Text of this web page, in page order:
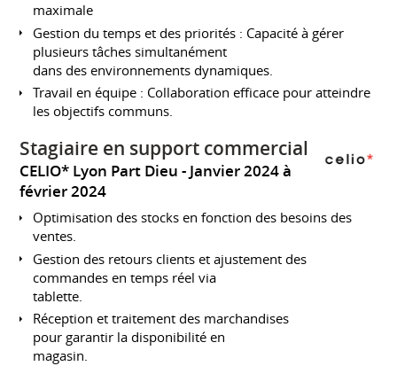
maximale
Gestion du temps et des priorités : Capacité à gérer
plusieurs tâches simultanément
dans des environnements dynamiques.
Travail en équipe : Collaboration efficace pour atteindre
les objectifs communs.
Stagiaire en support commercial
CELIO* Lyon Part Dieu
Janvier 2024 à
février 2024
Optimisation des stocks en fonction des besoins des
ventes.
Gestion des retours clients et ajustement des
commandes en temps réel via
tablette.
Réception et traitement des marchandises
pour garantir la disponibilité en
magasin.